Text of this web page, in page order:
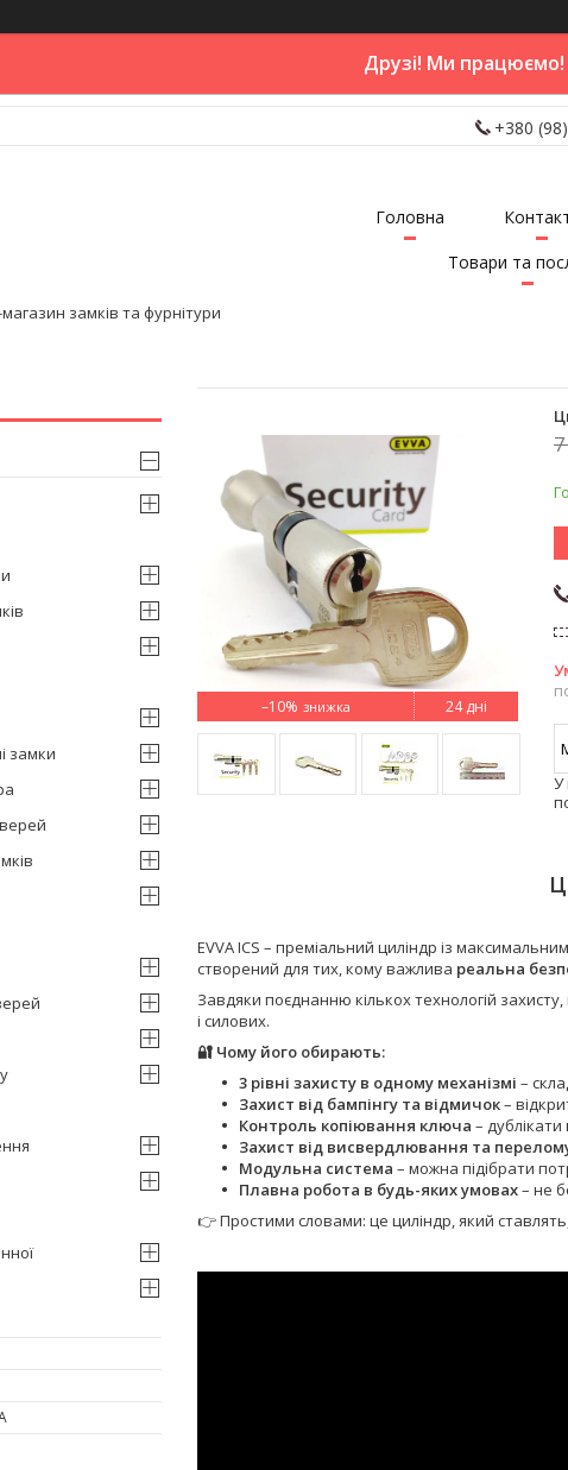
Друзі! Ми
+380
замків та фурнітури
Головна
Товари та
–10% 24 дні
У
EVVA ICS – преміальний циліндр із
створений для тих, кому важлива реальна
Завдяки поєднанню кількох технологій
і силових.
🔐 Чому його обирають:
3 рівні захисту в одному механізмі –
Захист від бампінгу та відмичок–
Контроль копіювання ключа – дублікати
Захист від висвердлювання та
Модульна система – можна підібрати
Плавна робота в будь-яких умовах– не
👉 Простими словами: це циліндр, який
замки